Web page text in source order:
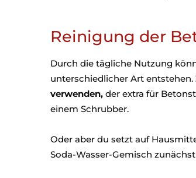
Reinigung der
Durch die tägliche Nutzung
unterschiedlicher Art entstehen.
verwenden, der extra für
einem Schrubber.
Oder aber du setzt auf
Soda-Wasser-Gemisch